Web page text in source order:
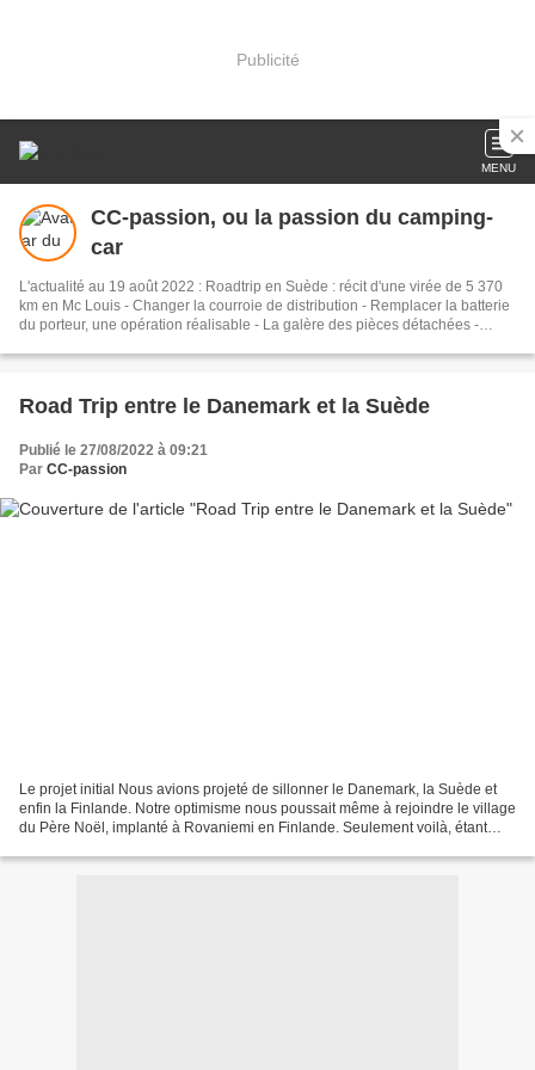
Publicité
MENU
CC-passion, ou la passion du camping-
car
L'actualité au 19 août 2022 : Roadtrip en Suède : récit d'une virée de 5 370
km en Mc Louis - Changer la courroie de distribution - Remplacer la batterie
du porteur, une opération réalisable - La galère des pièces détachées -
2018 -Sauvetage d'un Combi VW T1 de 1955 - Nous on aime le ch'Nord ! -
de vacances en famille ou de reportages touristiques. Ce blog raconte la
pratique du camping-car au quotidien. CC-passion, c'est le blog qui se met à
la place du camping-cariste...
Road Trip entre le Danemark et la Suède
Publié le 27/08/2022 à 09:21
Par CC-passion
Le projet initial Nous avions projeté de sillonner le Danemark, la Suède et
enfin la Finlande. Notre optimisme nous poussait même à rejoindre le village
du Père Noël, implanté à Rovaniemi en Finlande. Seulement voilà, étant